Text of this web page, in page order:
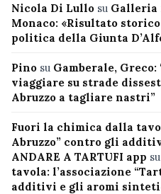
Nicola Di Lullo su Galleria
Monaco: «Risultato
politica della Giunta
Pino su Gamberale,
viaggiare su strade
Abruzzo a tagliare nastri”
Fuori la chimica dalla
Abruzzo” contro gli
ANDARE A TARTUFI app su
tavola: l’associazione
additivi e gli aromi